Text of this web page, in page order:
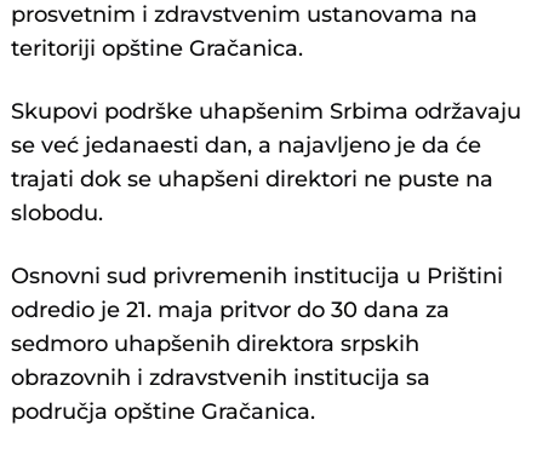
prosvetnim i zdravstvenim ustanovama na
teritoriji opštine Gračanica.
Skupovi podrške uhapšenim Srbima održavaju
se već jedanaesti dan, a najavljeno je da će
trajati dok se uhapšeni direktori ne puste na
slobodu.
Osnovni sud privremenih institucija u Prištini
odredio je 21. maja pritvor do 30 dana za
sedmoro uhapšenih direktora srpskih
obrazovnih i zdravstvenih institucija sa
područja opštine Gračanica.